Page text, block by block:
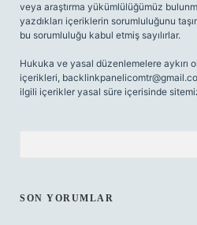
veya araştırma yükümlülüğümüz
yazdıkları içeriklerin sorumluluğunu
bu sorumluluğu kabul etmiş sayılırlar.
Hukuka ve yasal düzenlemelere aykırı
içerikleri,
ilgili içerikler yasal süre içerisinde
SON YORUMLAR